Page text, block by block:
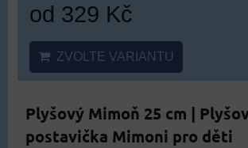
od 329 Kč
ZVOLTE VARIANTU
Plyšový Mimoň 25 cm |
postavička Mimoni pro děti